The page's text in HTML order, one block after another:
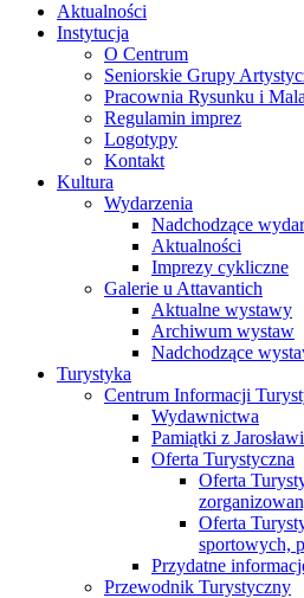
Aktualności
Instytucja
O Centrum
Seniorskie Grupy
Pracownia Rysunku i
Regulamin imprez
Logotypy
Kontakt
Kultura
Wydarzenia
Nadchodzące
Aktualności
Imprezy cykliczne
Galerie u Attavantich
Aktualne wystawy
Archiwum wystaw
Nadchodzące
Turystyka
Centrum Informacji
Wydawnictwa
Pamiątki z
Oferta Turystyczna
Oferta
Oferta
sportowych,
Przydatne
Przewodnik Turystyczny